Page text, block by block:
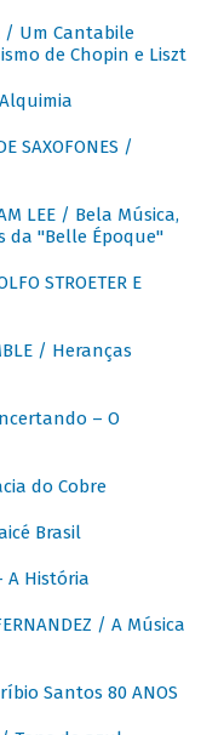
/ Um Cantabile
de Chopin e Liszt
Alquimia
SAXOFONES /
LEE / Bela Música,
da "Belle Époque"
STROETER E
/ Heranças
– O
do Cobre
Brasil
A História
/ A Música
Santos 80 ANOS